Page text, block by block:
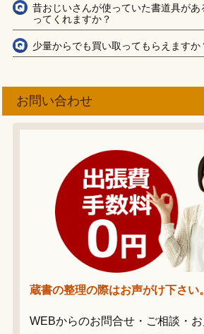
昔おじいさんが使っていた書道具があ
ってくれますか？
少量からでも買い取ってもらえますか
お問い合わせ
蔵書の整理の際はお声がけ下さい。
WEBからのお問合せ・ご相談・